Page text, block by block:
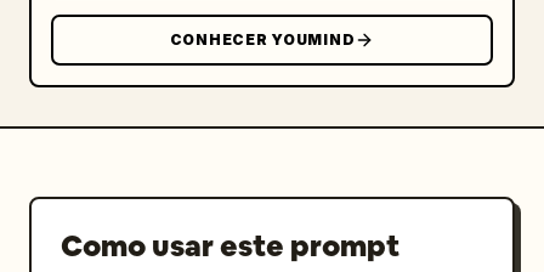
CONHECER YOUMIND
Como usar este prompt